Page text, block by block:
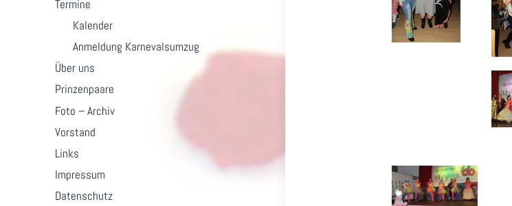
Termine
Kalender
Anmeldung Karnevalsumzug
Über uns
Prinzenpaare
Foto – Archiv
Vorstand
Links
Impressum
Datenschutz